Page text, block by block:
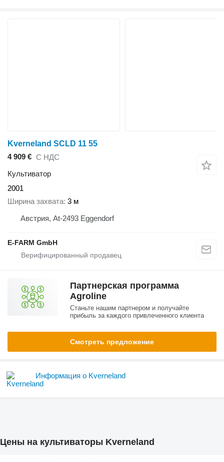
Kverneland SCLD 11 55
4 909 € С НДС
Культиватор
2001
Ширина захвата 3 м
Австрия, At-2493 Eggendorf
E-FARM GmbH
Партнерская программа
Agroline
Станьте нашим партнером и получайте
прибыль за каждого привлеченного клиента
Смотреть предложение
Информация о Kverneland
Цены на культиваторы Kverneland